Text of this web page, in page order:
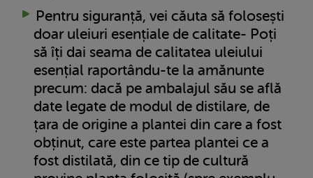
Pentru siguranță, vei căuta să folosești
doar uleiuri esențiale de calitate- Poți
să îți dai seama de calitatea uleiului
esențial raportându-te la amănunte
precum: dacă pe ambalajul său se află
date legate de modul de distilare, de
țara de origine a plantei din care a fost
obținut, care este partea plantei ce a
fost distilată, din ce tip de cultură